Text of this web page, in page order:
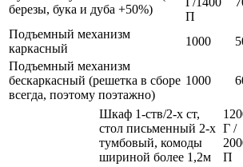
березы, бука и дуба +50%)
П
Подъемный механизм
каркасный
1000
Подъемный механизм
бескаркасный (решетка в сборе
всегда, поэтому поэтажно)
1000
Шкаф 1-ств/2-х ст,
стол письменный 2-х
тумбовый, комоды
шириной более 1,2м
Г /
П